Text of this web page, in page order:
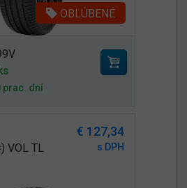
OBLÚBENÉ
prac. dní
€ 127,34
VOL TL s DPH